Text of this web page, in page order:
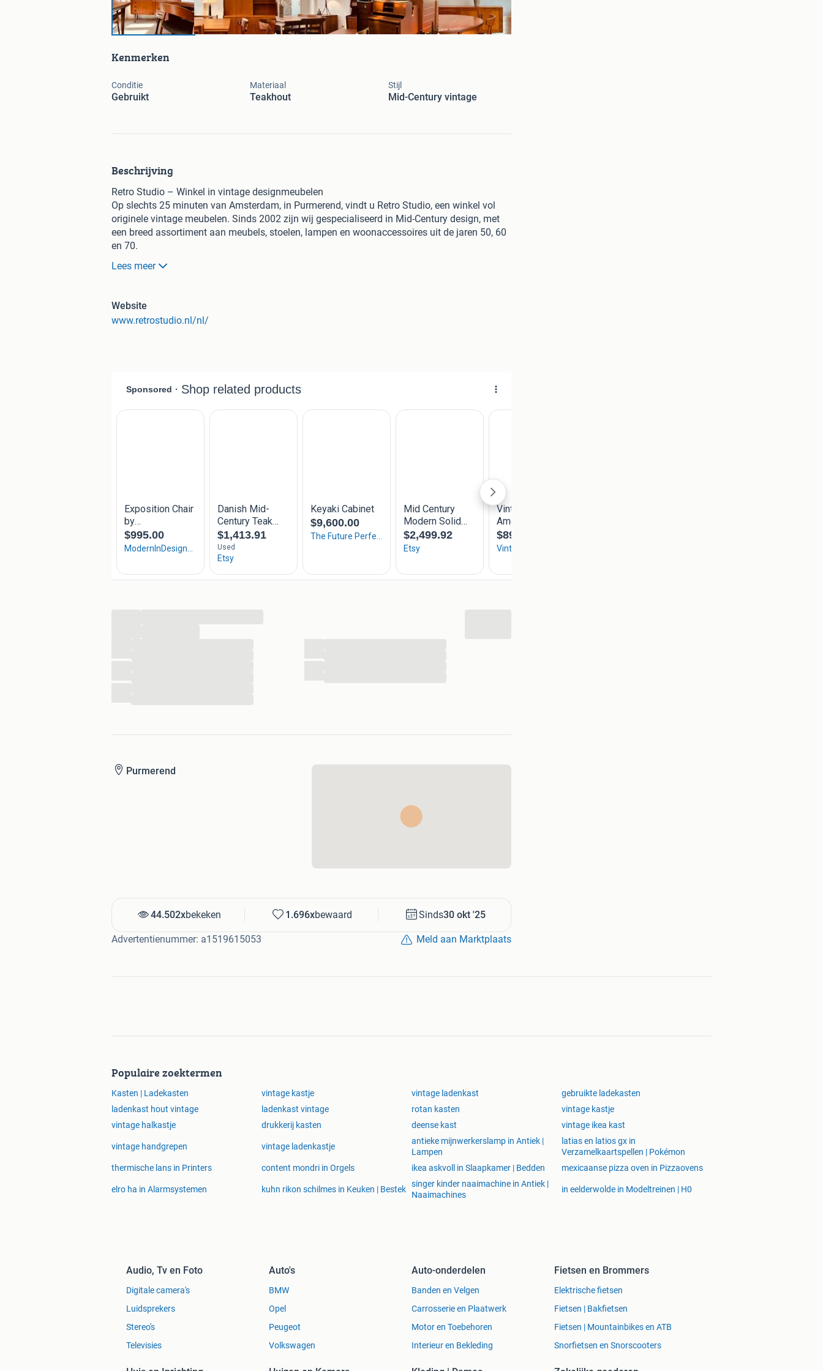
Kenmerken
Conditie
Gebruikt
Materiaal
Teakhout
Stijl
Mid-Century vintage
Beschrijving
Retro Studio – Winkel in vintage designmeubelen
Op slechts 25 minuten van Amsterdam, in Purmerend, vindt u Retro Studio, een winkel vol
originele vintage meubelen. Sinds 2002 zijn wij gespecialiseerd in Mid-Century design, met
een breed assortiment aan meubels, stoelen, lampen en woonaccessoires uit de jaren 50, 60
en 70.
Onze collectie wordt gedomineerd door Deens / Scandinavisch teakhouten design –
prachtige meubels met organische vormen en warme houttinten, perfect om sfeer toe te
Bij ons vindt u onder andere vintage:
eettafelstoelen, fauteuils en bureaustoelen
ladekasten, dressoirs en bureaus
Kom langs in onze winkel en aangrenzende loods in Purmerend om onze zorgvuldig
geselecteerde collectie zelf te ontdekken!
Retro Studio
Kanaalstraat 5, 1441 KE Purmerend
Betalen in de winkel kan met PIN
Lees meer
Website
www.retrostudio.nl/nl/
Purmerend
44.502xbekeken 1.696xbewaard Sinds30 okt '25
Advertentienummer: a1519615053 Meld aan Marktplaats
Populaire zoektermen
Kasten | Ladekasten vintage kastje vintage ladenkast
gebruikte ladekasten
ladenkast hout vintage
ladenkast vintage rotan kasten
vintage kastje
vintage halkastje
drukkerij kasten deense kast vintage ikea kast
vintage handgrepen vintage ladenkastje
antieke mijnwerkerslamp in Antiek |
Lampen
latias en latios gx in
Verzamelkaartspellen | Pokémon
thermische lans in Printers
content mondri in Orgels ikea askvoll in Slaapkamer | Bedden mexicaanse pizza oven in Pizzaovens
elro ha in Alarmsystemen kuhn rikon schilmes in Keuken | Bestek
singer kinder naaimachine in Antiek |
Naaimachines
in eelderwolde in Modeltreinen | H0
Audio, Tv en Foto
Digitale camera's
Luidsprekers
Stereo's
Televisies
Auto's
BMW
Opel
Peugeot
Volkswagen
Auto-onderdelen
Banden en Velgen
Carrosserie en Plaatwerk
Motor en Toebehoren
Interieur en Bekleding
Fietsen en Brommers
Elektrische fietsen
Fietsen | Bakfietsen
Fietsen | Mountainbikes en ATB
Snorfietsen en Snorscooters